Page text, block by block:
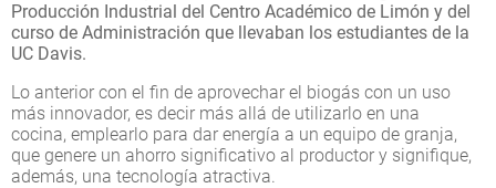
Producción Industrial del Centro Académico de Limón y del
curso de Administración que llevaban los estudiantes de la
UC Davis.
Lo anterior con el fin de aprovechar el biogás con un uso
más innovador, es decir más allá de utilizarlo en una
cocina, emplearlo para dar energía a un equipo de granja,
que genere un ahorro significativo al productor y signifique,
además, una tecnología atractiva.